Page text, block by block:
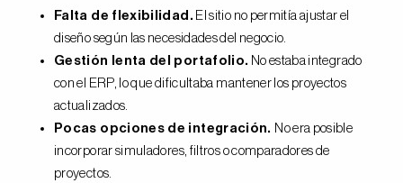
Falta de flexibilidad. El sitio no permitía ajustar el
diseño según las necesidades del negocio.
Gestión lenta del portafolio. No estaba integrado
con el ERP, lo que dificultaba mantener los proyectos
actualizados.
Pocas opciones de integración. No era posible
incorporar simuladores, filtros o comparadores de
proyectos.